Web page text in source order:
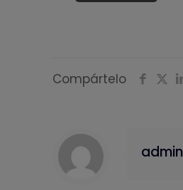
Compártelo
admin